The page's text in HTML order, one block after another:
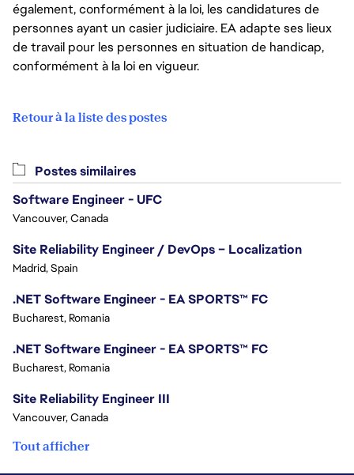
également, conformément à la loi, les candidatures de
personnes ayant un casier judiciaire. EA adapte ses lieux
de travail pour les personnes en situation de handicap,
conformément à la loi en vigueur.
Retour à la liste des postes
Postes similaires
Software Engineer - UFC
Vancouver, Canada
Site Reliability Engineer / DevOps – Localization
Madrid, Spain
.NET Software Engineer - EA SPORTS™ FC
Bucharest, Romania
.NET Software Engineer - EA SPORTS™ FC
Bucharest, Romania
Site Reliability Engineer III
Vancouver, Canada
Tout afficher